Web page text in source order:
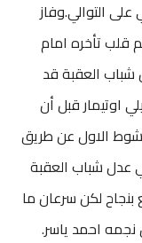
التوالي.وفاز
الاولى على السلط 1-0، ثم قلب تأخره امام
فوز ثمين بنتيجة 3-2.وكان شباب العقبة قد
اوتيمار قبل أن
الاول عن طريق
عدل شباب العقبة
بنجاح لكن سرعان ما
احمد ياسر.